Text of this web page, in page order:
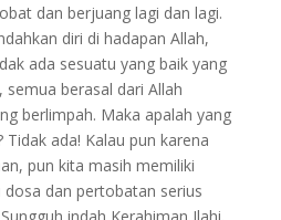
dan berjuang lagi dan lagi.
diri di hadapan Allah,
ada sesuatu yang baik yang
berasal dari Allah
berlimpah. Maka apalah yang
ada! Kalau pun karena
pun kita masih memiliki
dan pertobatan serius